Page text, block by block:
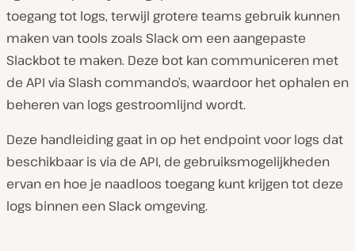
toegang tot logs, terwijl grotere teams gebruik kunnen
maken van tools zoals Slack om een aangepaste
Slackbot te maken. Deze bot kan communiceren met
de API via Slash commando’s, waardoor het ophalen en
beheren van logs gestroomlijnd wordt.
Deze handleiding gaat in op het endpoint voor logs dat
beschikbaar is via de API, de gebruiksmogelijkheden
ervan en hoe je naadloos toegang kunt krijgen tot deze
logs binnen een Slack omgeving.